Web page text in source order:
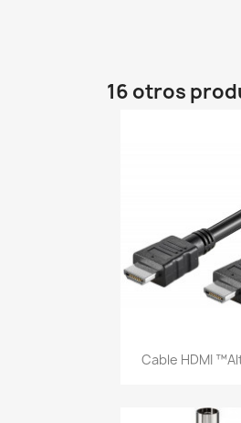
16 otros

Cable HDMI